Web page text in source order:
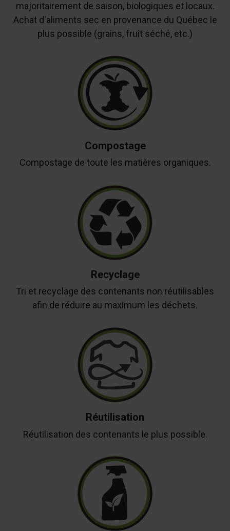
majoritairement de saison, biologiques et locaux.
Achat d'aliments sec en provenance du Québec le
plus possible (grains, fruit séché, etc.)
Compostage
Compostage de toute les matières organiques.
Recyclage
Tri et recyclage des contenants non réutilisables
afin de réduire au maximum les déchets.
Réutilisation
Réutilisation des contenants le plus possible.